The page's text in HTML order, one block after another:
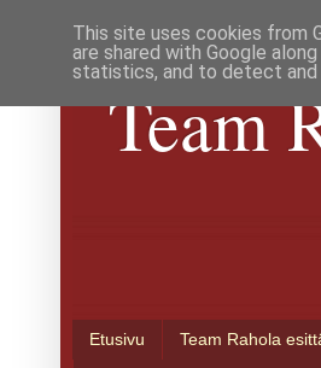
Team
Etusivu Team Rahola
This site uses cookies from
are shared with Google
statistics, and to detect and